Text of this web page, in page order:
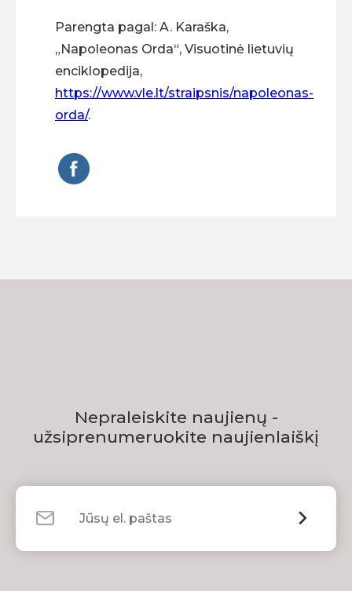
Parengta pagal: A. Karaška,
„Napoleonas Orda“, Visuotinė lietuvių
enciklopedija,
https://www.vle.lt/straipsnis/napoleonas-
orda/.
Nepraleiskite naujienų -
užsiprenumeruokite naujienlaiškį